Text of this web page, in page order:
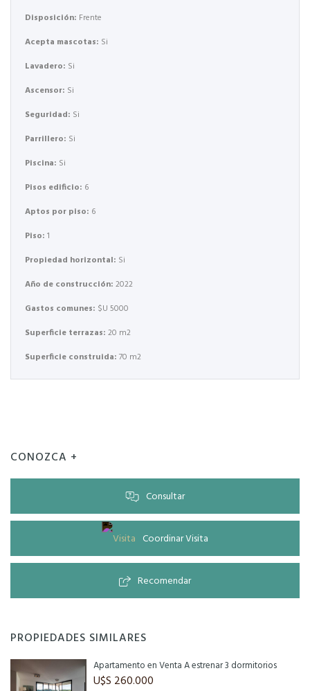
Disposición: Frente
Acepta mascotas: Si
Lavadero: Si
Ascensor: Si
Seguridad: Si
Parrillero: Si
Piscina: Si
Pisos edificio: 6
Aptos por piso: 6
Piso: 1
Propiedad horizontal: Si
Año de construcción: 2022
Gastos comunes: $U 5000
Superficie terrazas: 20 m2
Superficie construida: 70 m2
CONOZCA +
Consultar
Coordinar Visita
Recomendar
PROPIEDADES SIMILARES
Apartamento en Venta A estrenar 3 dormitorios
U$S 260.000